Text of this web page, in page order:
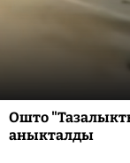
Ошто
аныкталды